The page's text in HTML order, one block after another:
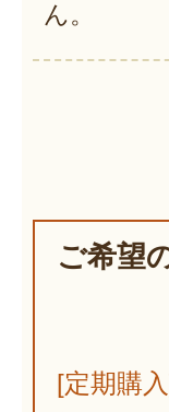
ん。
ご希望
[定期購